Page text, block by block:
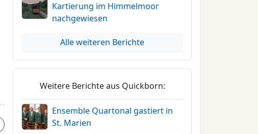
Kartierung im Himmelmoor
nachgewiesen
Alle weiteren Berichte
Weitere Berichte aus Quickborn:
Ensemble Quartonal gastiert in
St. Marien